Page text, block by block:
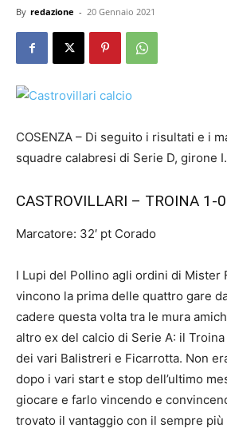
By redazione - 20 Gennaio 2021
COSENZA – Di seguito i risultati e i
squadre calabresi di Serie D, girone I.
CASTROVILLARI – TROINA 1-0
Marcatore: 32′ pt Corado
I Lupi del Pollino agli ordini di Mister
vincono la prima delle quattro gare
cadere questa volta tra le mura
altro ex del calcio di Serie A: il
dei vari Balistreri e Ficarrotta. Non
dopo i vari start e stop dell’ultimo
giocare e farlo vincendo e
trovato il vantaggio con il sempre più